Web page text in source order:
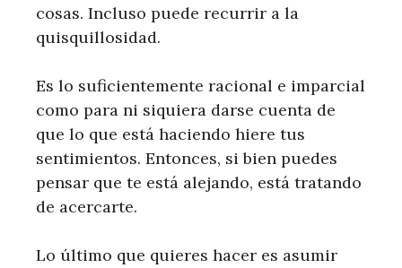
cosas. Incluso puede recurrir a la
quisquillosidad.
Es lo suficientemente racional e imparcial
como para ni siquiera darse cuenta de
que lo que está haciendo hiere tus
sentimientos. Entonces, si bien puedes
pensar que te está alejando, está tratando
de acercarte.
Lo último que quieres hacer es asumir